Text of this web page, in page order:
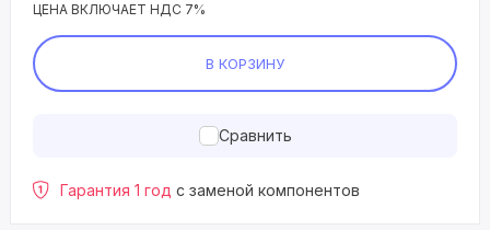
ЦЕНА ВКЛЮЧАЕТ НДС 7%
В КОРЗИНУ
Сравнить
Гарантия 1 год с заменой компонентов